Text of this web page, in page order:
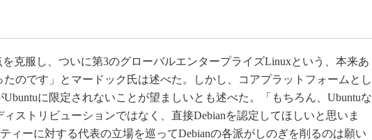
克服し、ついに第3のグローバルエンタープライズLinuxという、本来あ
たのです」とマードック氏は述べた。しかし、コアプラットフォームとし
に限定されないことが望ましいとも述べた。「もちろん、Ubuntuな
ィストリビューションではなく、直接Debianを認定してほしいと思いま
ィーに対する代表の立場を巡ってDebianの各派がしのぎを削るのは願い